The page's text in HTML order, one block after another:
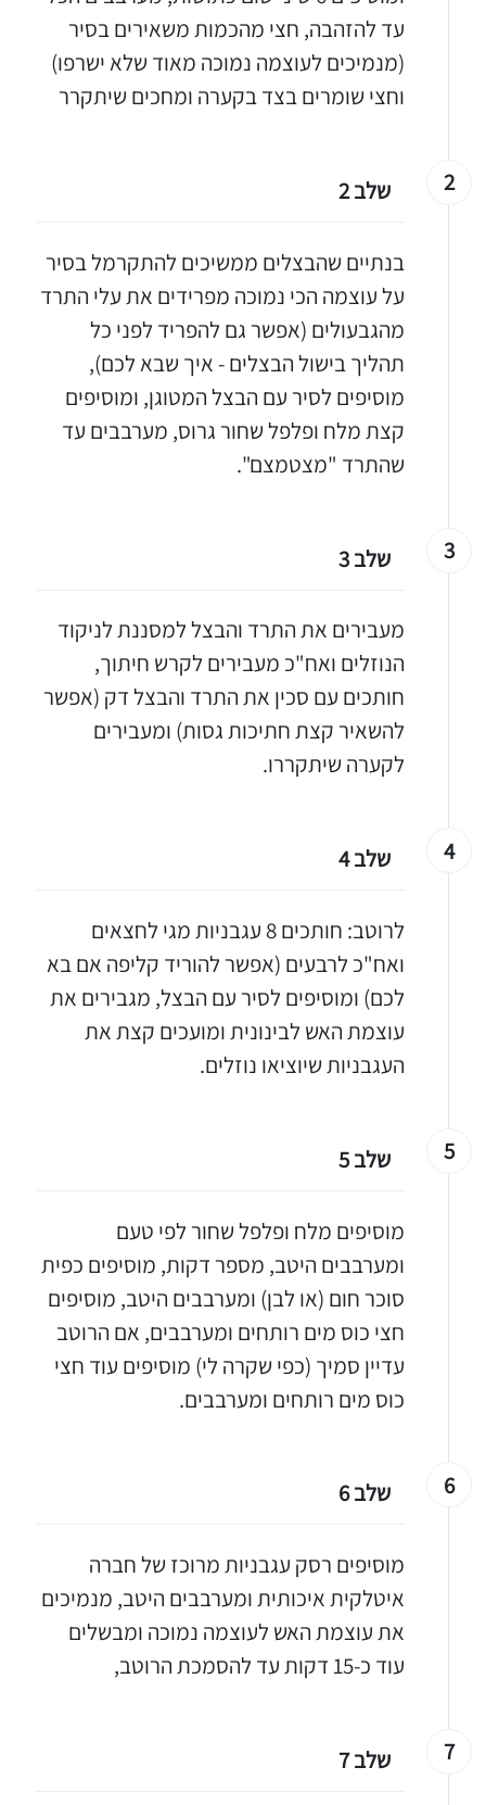
עד להזהבה, חצי מהכמות משאירים בסיר
(מנמיכים לעוצמה נמוכה מאוד שלא ישרפו)
וחצי שומרים בצד בקערה ומחכים שיתקרר
2 שלב 2
בנתיים שהבצלים ממשיכים להתקרמל בסיר
על עוצמה הכי נמוכה מפרידים את עלי התרד
מהגבעולים (אפשר גם להפריד לפני כל
תהליך בישול הבצלים - איך שבא לכם),
מוסיפים לסיר עם הבצל המטוגן, ומוסיפים
קצת מלח ופלפל שחור גרוס, מערבבים עד
שהתרד "מצטמצם".
3 שלב 3
מעבירים את התרד והבצל למסננת לניקוד
הנוזלים ואח"כ מעבירים לקרש חיתוך,
חותכים עם סכין את התרד והבצל דק (אפשר
להשאיר קצת חתיכות גסות) ומעבירים
לקערה שיתקררו.
4 שלב 4
לרוטב: חותכים 8 עגבניות מגי לחצאים
ואח"כ לרבעים (אפשר להוריד קליפה אם בא
לכם) ומוסיפים לסיר עם הבצל, מגבירים את
עוצמת האש לבינונית ומועכים קצת את
העגבניות שיוציאו נוזלים.
5 שלב 5
מוסיפים מלח ופלפל שחור לפי טעם
ומערבבים היטב, מספר דקות, מוסיפים כפית
סוכר חום (או לבן) ומערבבים היטב, מוסיפים
חצי כוס מים רותחים ומערבבים, אם הרוטב
עדיין סמיך (כפי שקרה לי) מוסיפים עוד חצי
כוס מים רותחים ומערבבים.
6 שלב 6
מוסיפים רסק עגבניות מרוכז של חברה
איטלקית איכותית ומערבבים היטב, מנמיכים
את עוצמת האש לעוצמה נמוכה ומבשלים
עוד כ-15 דקות עד להסמכת הרוטב,
7 שלב 7